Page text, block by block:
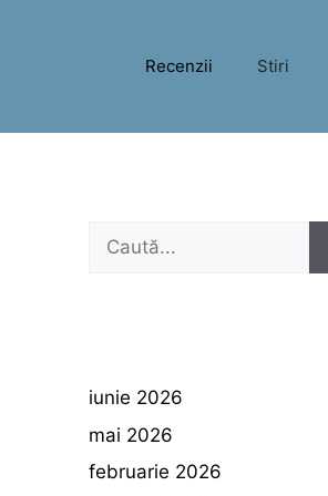
Recenzii Stiri
Caută
iunie 2026
mai 2026
februarie 2026